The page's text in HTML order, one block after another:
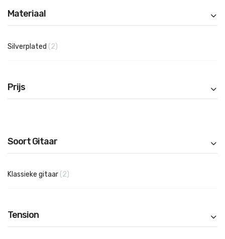
Materiaal
Silverplated 2producten
Prijs
Soort Gitaar
Klassieke gitaar 2producten
Tension